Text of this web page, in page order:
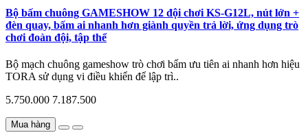
Bộ bấm chuông GAMESHOW 12 đội chơi KS-G12L, nút lớn +
đèn quay, bấm ai nhanh hơn giành quyền trả lời, ứng dụng trò
chơi đoàn đội, tập thể
Bộ mạch chuông gameshow trò chơi bấm ưu tiên ai nhanh hơn hiệu
TORA sử dụng vi điều khiển để lập trì..
5.750.000 7.187.500
Mua hàng